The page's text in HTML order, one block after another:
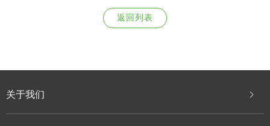
返回列表
关于我们